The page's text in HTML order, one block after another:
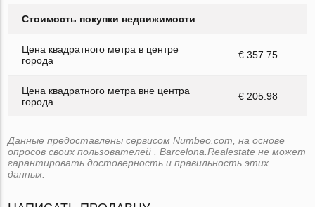
Стоимость покупки недвижимости
Цена квадратного метра в центре
города
€ 357.75
Цена квадратного метра вне центра
города
€ 205.98
Данные предоставлены сервисом Numbeo.com, на основе
опросов своих пользователей . Barcelona.Realestate не может
гарантировать достоверность и правильность этих
данных.